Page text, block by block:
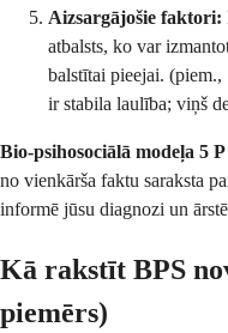
Aizsargājošie faktori:
atbalsts, ko var
balstītai pieejai.
ir stabila laulība; viņš
Bio-psihosociālā modeļa 5 P
no vienkārša faktu saraksta
informē jūsu diagnozi un
Kā rakstīt BPS
piemērs)